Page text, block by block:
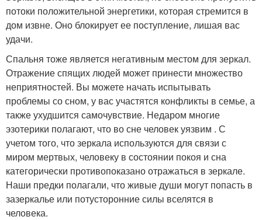
потоки положительной энергетики, которая стремится в
дом извне. Оно блокирует ее поступление, лишая вас
удачи.
Спальня тоже является негативным местом для зеркал.
Отражение спящих людей может принести множество
неприятностей. Вы можете начать испытывать
проблемы со сном, у вас участятся конфликты в семье, а
также ухудшится самочувствие. Недаром многие
эзотерики полагают, что во сне человек уязвим . С
учетом того, что зеркала используются для связи с
миром мертвых, человеку в состоянии покоя и сна
категорически противопоказано отражаться в зеркале.
Наши предки полагали, что живые души могут попасть в
зазеркалье или потусторонние силы вселятся в
человека.